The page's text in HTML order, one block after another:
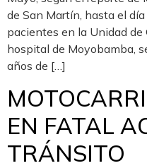
de San Martín, hasta el
pacientes en la Unidad de
hospital de Moyobamba,
años de […]
EN FATAL
TRÁNSITO